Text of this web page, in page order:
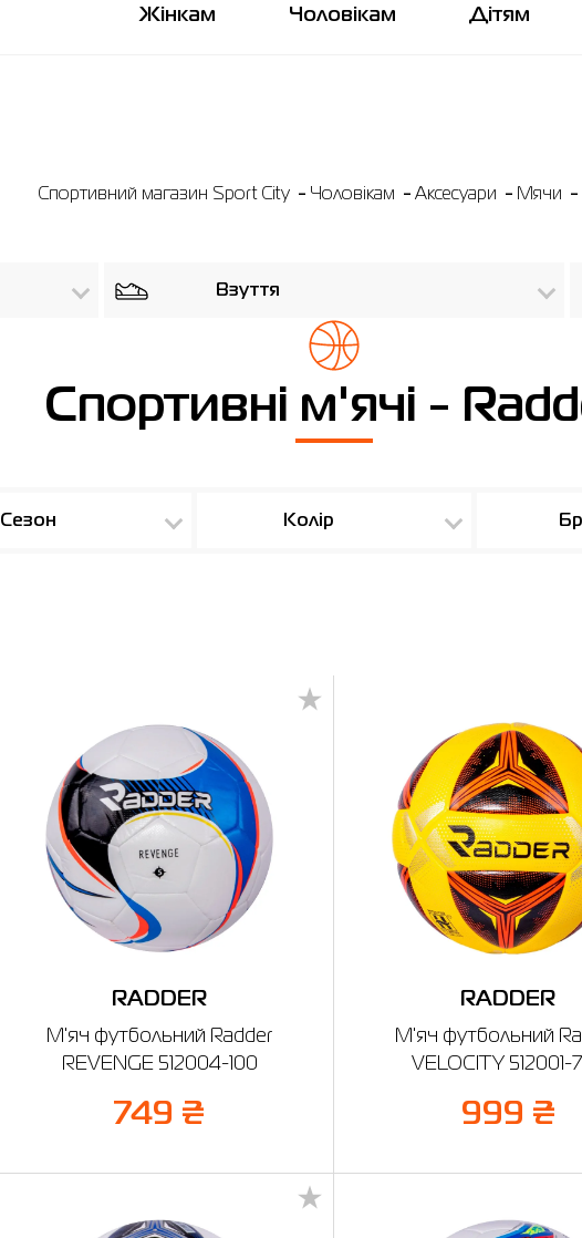
Жінкам Чоловікам Дітям
Спортивний магазин Sport City Чоловікам Аксесуари Мячи
Взуття
Спортивні м'ячі -
Сезон Колір
RADDER
М'яч футбольний Radder
REVENGE 512004-100
749 ₴
RADDER
М'яч футбольний
VELOCITY 512001-
999 ₴